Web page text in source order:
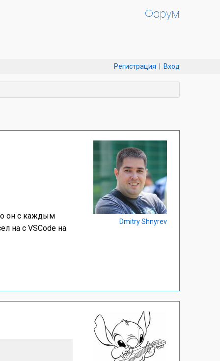
Форум
Регистрация Вход
он с каждым
на с VSCode на
Dmitry Shnyrev